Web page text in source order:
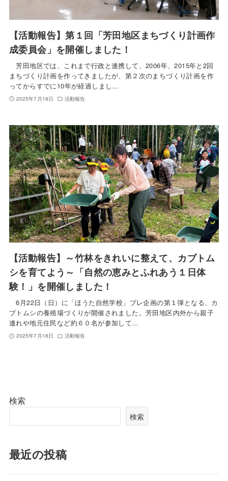
【活動報告】第１回「芳田地区まちづくり計画作
成委員会」を開催しました！
芳田地区では、これまで行政と連携して、2006年、2015年と2回
まちづくり計画を作ってきましたが、第２次のまちづくり計画を作
ってからすでに10年が経過しまし…
2025年7月18日 活動報告
【活動報告】～竹林をきれいに整えて、カブトム
シを育てよう～「自然の恵みとふれあう１日体
験！」を開催しました！
6月22日（日）に「ほうた自然学校」プレ企画の第１弾となる、カ
ブトムシの養殖場づくりが開催されました。芳田地区内外から親子
連れや地元住民など約６０名が参加して…
2025年7月18日 活動報告
検索
検索
最近の投稿